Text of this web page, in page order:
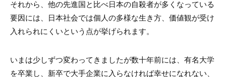
それから、他の先進国と比べ日本の自殺者が多くなっている
要因には、日本社会では個人の多様な生き方、価値観が受け
入れられにくいという点が挙げられます。
いまは少しずつ変わってきましたが数十年前には、有名大学
を卒業し、新卒で大手企業に入らなければ幸せになれない、